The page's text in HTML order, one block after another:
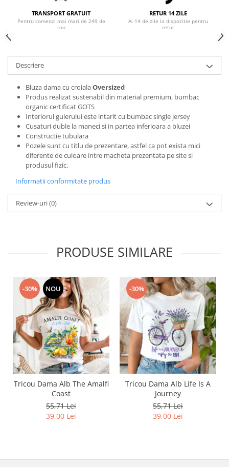
Bluze Pisici
Bluze Primavara
Bluze Tattoo
Bluze X-mas
Hanorace Unisex
Body-uri
TRANSPORT GRATUIT
Pentru comenzi mai mari de 249 de
ron
RETUR 14 ZILE
Ai 14 de zile la dispozitie pentru
retur
Descriere
Bluza dama cu croialaOversized
Produs realizat sustenabil din material premium, bumbac
organic certificat GOTS
Interiorul gulerului este intarit cu bumbac single jersey
Cusaturi duble la maneci si in partea inferioara a bluzei
Constructie tubulara
Pozele sunt cu titlu de prezentare, astfel ca pot exista mici
diferente de culoare intre macheta prezentata pe site si
produsul fizic.
Informatii conformitate produs
Review-uri(0)
PRODUSE SIMILARE
-30% NOU
Tricou Dama Alb The Amalfi
Coast
55,71 Lei
39,00 Lei
-30%
Tricou Dama Alb Life Is A
Journey
55,71 Lei
39,00 Lei